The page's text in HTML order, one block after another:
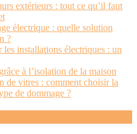
extérieurs : tout ce qu’il faut
électrique : quelle solution
?
les installations électriques : un
à l’isolation de la maison
de vitres : comment choisir la
de dommage ?